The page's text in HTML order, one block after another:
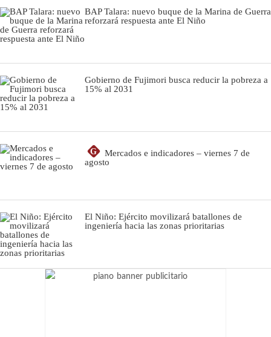
BAP Talara: nuevo buque de la Marina de Guerra
reforzará respuesta ante El Niño
Gobierno de Fujimori busca reducir la pobreza a
15% al 2031
G
Mercados e indicadores – viernes 7 de
agosto
El Niño: Ejército movilizará batallones de
ingeniería hacia las zonas prioritarias